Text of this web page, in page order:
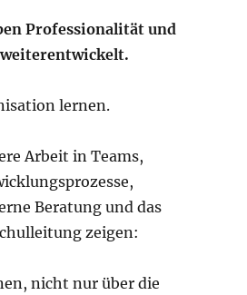
Professionalität und
lernen.
Arbeit in Teams,
Beratung und das
zeigen:
nicht nur über die